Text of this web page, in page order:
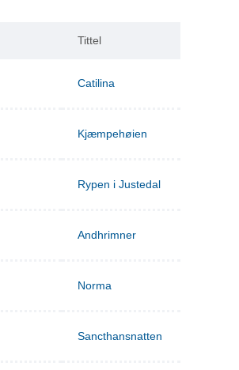
Tittel
Catilina
Kjæmpehøien
Rypen i Justedal
Andhrimner
Norma
Sancthansnatten